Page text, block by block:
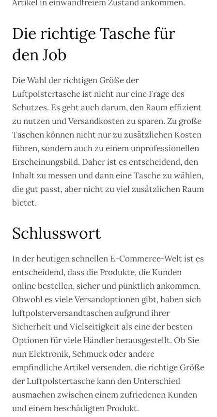
Artikel in einwandfreiem Zustand ankommen.
Die richtige Tasche für
den Job
Die Wahl der richtigen Größe der
Luftpolstertasche ist nicht nur eine Frage des
Schutzes. Es geht auch darum, den Raum effizient
zu nutzen und Versandkosten zu sparen. Zu große
Taschen können nicht nur zu zusätzlichen Kosten
führen, sondern auch zu einem unprofessionellen
Erscheinungsbild. Daher ist es entscheidend, den
Inhalt zu messen und dann eine Tasche zu wählen,
die gut passt, aber nicht zu viel zusätzlichen Raum
bietet.
Schlusswort
In der heutigen schnellen E-Commerce-Welt ist es
entscheidend, dass die Produkte, die Kunden
online bestellen, sicher und pünktlich ankommen.
Obwohl es viele Versandoptionen gibt, haben sich
luftpolsterversandtaschen aufgrund ihrer
Sicherheit und Vielseitigkeit als eine der besten
Optionen für viele Händler herausgestellt. Ob Sie
nun Elektronik, Schmuck oder andere
empfindliche Artikel versenden, die richtige Größe
der Luftpolstertasche kann den Unterschied
ausmachen zwischen einem zufriedenen Kunden
und einem beschädigten Produkt.